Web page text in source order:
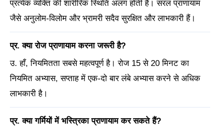
प्रत्येक व्यक्ति की शारीरिक स्थिति अलग होती है। सरल प्राणायाम
जैसे अनुलोम-विलोम और भ्रामरी सदैव सुरक्षित और लाभकारी हैं।
प्र. क्या रोज प्राणायाम करना जरूरी है?
उ. हाँ, नियमितता सबसे महत्वपूर्ण है। रोज 15 से 20 मिनट का
नियमित अभ्यास, सप्ताह में एक-दो बार लंबे अभ्यास करने से अधिक
लाभकारी है।
प्र. क्या गर्मियों में भस्त्रिका प्राणायाम कर सकते हैं?